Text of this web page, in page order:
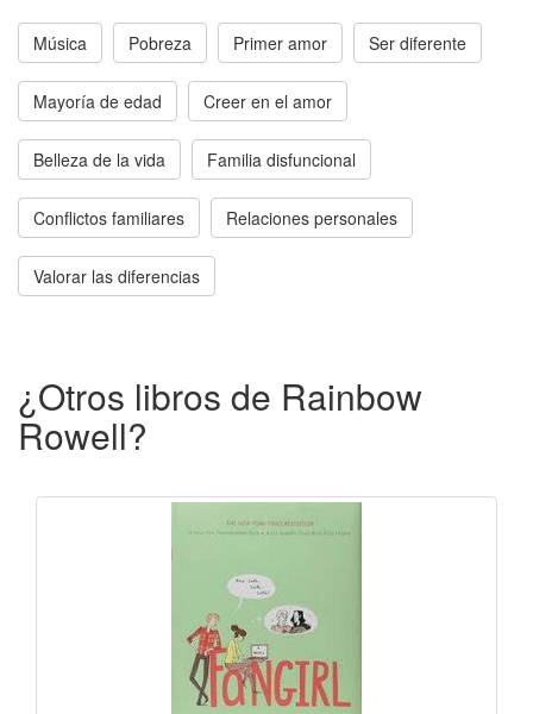
Música Pobreza Primer amor Ser diferente
Mayoría de edad Creer en el amor
Belleza de la vida Familia disfuncional
Conflictos familiares Relaciones personales
Valorar las diferencias
¿Otros libros de Rainbow
Rowell?